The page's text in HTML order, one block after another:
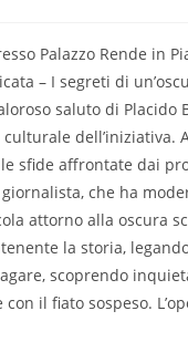
Palazzo Rende in
– I segreti di
saluto di Placido
sfide affrontate dai
che ha
attorno alla oscura
la storia,
scoprendo
il fiato sospeso.